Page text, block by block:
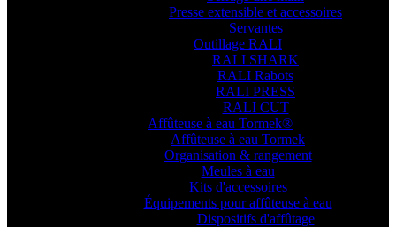
Presse extensible et accessoires
Servantes
Outillage RALI
RALI SHARK
RALI Rabots
RALI PRESS
RALI CUT
Affûteuse à eau Tormek®
Affûteuse à eau Tormek
Organisation & rangement
Meules à eau
Kits d'accessoires
Équipements pour affûteuse à eau
Dispositifs d'affûtage